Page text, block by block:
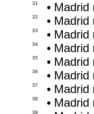
31 •
32 •
33 •
34 •
35 •
36 •
37 •
38 •
39